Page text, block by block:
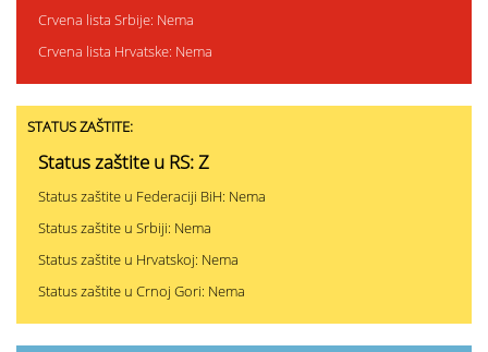
Crvena lista Srbije: Nema
Crvena lista Hrvatske: Nema
STATUS ZAŠTITE:
Status zaštite u RS: Z
Status zaštite u Federaciji BiH: Nema
Status zaštite u Srbiji: Nema
Status zaštite u Hrvatskoj: Nema
Status zaštite u Crnoj Gori: Nema